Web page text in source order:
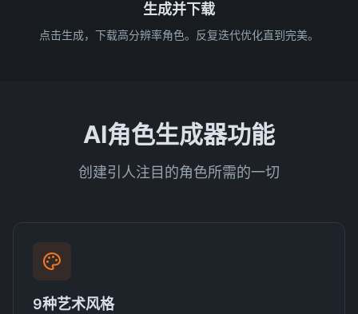
生成并下载
点击生成，下载高分辨率角色。反复迭代优化直到完美。
AI角色生成器功能
创建引人注目的角色所需的一切
9种艺术风格